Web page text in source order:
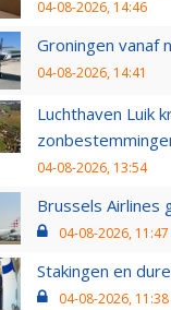
04-08-2026, 14:46
Groningen vanaf
04-08-2026, 14:41
Luchthaven Luik
04-08-2026, 13:54
Brussels
04-08-2026, 11:47
Stakingen en
04-08-2026, 11:38